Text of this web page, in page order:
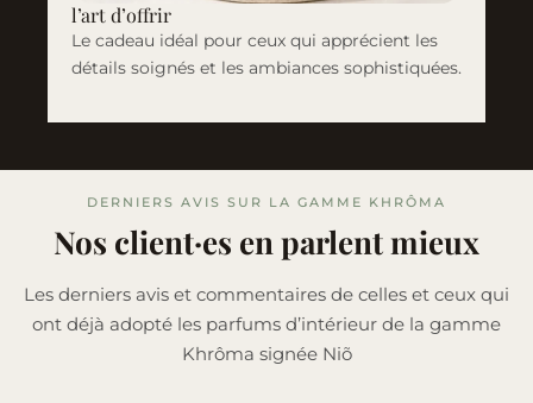
l’art d’offrir
Le cadeau idéal pour ceux qui apprécient les
détails soignés et les ambiances sophistiquées.
DERNIERS AVIS SUR LA GAMME KHRÔMA
Nos client·es en parlent mieux
Les derniers avis et commentaires de celles et ceux qui
ont déjà adopté les parfums d’intérieur de la gamme
Khrôma signée Niõ